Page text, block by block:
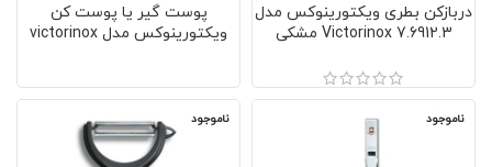
دربازکن بطری ویکتورینوکس مدل
Victorinox 7.6912.3 مشکی
پوست گیر یا پوست کن
ویکتورینوکس مدل victorinox
ناموجود ناموجود